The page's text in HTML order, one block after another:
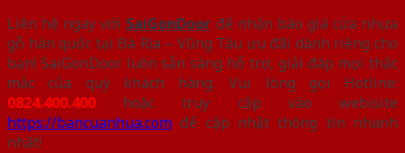
Liên hệ ngay với SaiGonDoor để nhận báo giá cửa nhựa
gỗ hàn quốc tại Bà Rịa – Vũng Tàu ưu đãi dành riêng cho
bạn! SaiGonDoor luôn sẵn sàng hỗ trợ, giải đáp mọi thắc
mắc của quý khách hàng. Vui lòng gọi Hotline:
0824.400.400 hoặc truy cập vào webisite
https://bancuanhua.com để cập nhật thông tin nhanh
nhất!